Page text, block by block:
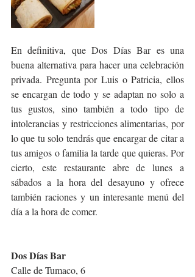
En definitiva, que Dos Días Bar es una
buena alternativa para hacer una celebración
privada. Pregunta por Luis o Patricia, ellos
se encargan de todo y se adaptan no solo a
tus gustos, sino también a todo tipo de
intolerancias y restricciones alimentarias, por
lo que tu solo tendrás que encargar de citar a
tus amigos o familia la tarde que quieras. Por
cierto, este restaurante abre de lunes a
sábados a la hora del desayuno y ofrece
también raciones y un interesante menú del
día a la hora de comer.
Dos Días Bar
Calle de Tumaco, 6